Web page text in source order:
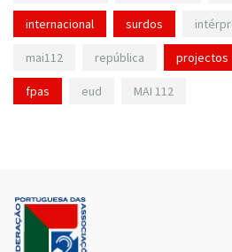
internacional surdos
mai112 república projectos
fpas eud MAI 112